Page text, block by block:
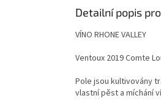
Detailní popis
VÍNO RHONE VALLEY
Ventoux 2019 Comte
Pole jsou kultivovány
vlastní pěst a míchání